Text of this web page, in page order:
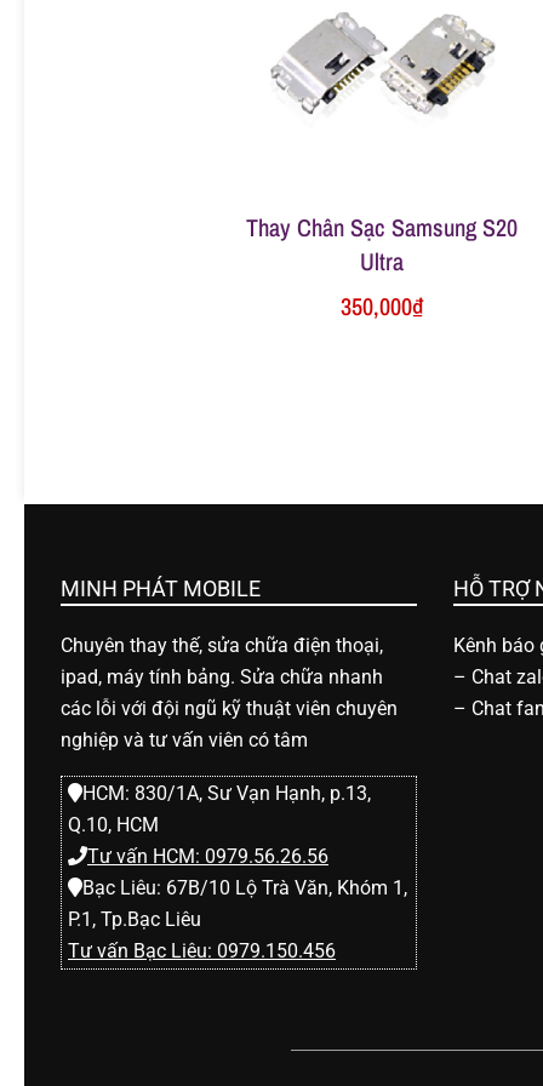
t
h
o
ạ
i
d
i
Thay Chân Sạc Samsung S20
Ultra
350,000₫
MINH PHÁT MOBILE
Chuyên thay thế, sửa chữa điện thoại,
ipad, máy tính bảng. Sửa chữa nhanh
các lỗi với đội ngũ kỹ thuật viên chuyên
nghiệp và tư vấn viên có tâm
HCM: 830/1A, Sư Vạn Hạnh, p.13,
Q.10, HCM
Tư vấn HCM: 0979.56.26.56
Bạc Liêu: 67B/10 Lộ Trà Văn, Khóm 1,
P.1, Tp.Bạc Liêu
Tư vấn Bạc Liêu: 0979.150.456
HỖ TRỢ
Kênh báo
– Chat
– Chat